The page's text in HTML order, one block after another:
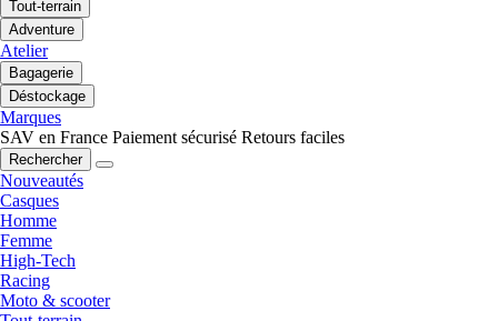
Tout-terrain
Adventure
Atelier
Bagagerie
Déstockage
Marques
SAV en France Paiement sécurisé Retours faciles
Rechercher
Nouveautés
Casques
Homme
Femme
High-Tech
Racing
Moto & scooter